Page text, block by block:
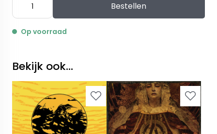
Bestellen
Op voorraad
Bekijk ook...